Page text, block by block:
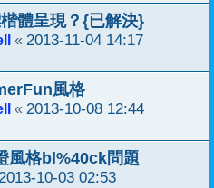
體呈現？{已解決}
« 2013-11-04 14:17
風格
« 2013-10-08 12:44
風格bl%40ck問題
10-03 02:53